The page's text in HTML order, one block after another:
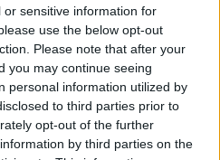
sensitive information for
use the below opt-out
Please note that after your
you may continue seeing
personal information utilized by
to third parties prior to
opt-out of the further
by third parties on the
την ιστορία μου
τότε αξίζει απόλυτα,